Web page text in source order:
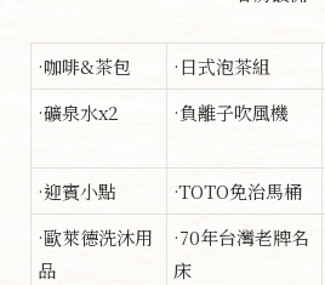
·咖啡&茶包 ·日式泡茶組
·礦泉水x2
·負離子吹風機
·迎賓小點
·TOTO免治馬桶
·歐萊德洗沐用
品
·70年台灣老牌名
床